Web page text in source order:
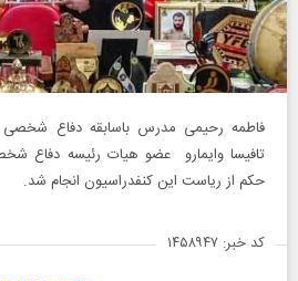
فاطمه رحیمی مدرس باسابقه دفاع شخصی
تافیسا وایمارو عضو هیات رئیسه دفاع
حکم از ریاست این کنفدراسیون انجام شد.
کد خبر: ۱۴۵۸۹۴۷